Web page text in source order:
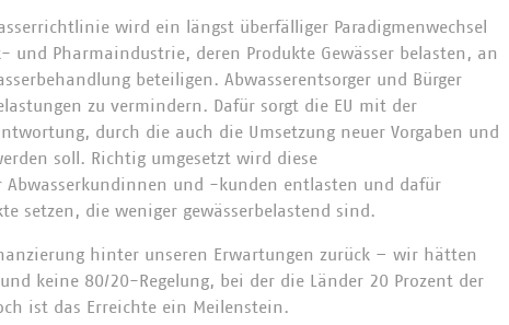
wird ein längst überfälliger Paradigmenwechsel
Pharmaindustrie, deren Produkte Gewässer belasten, an
beteiligen. Abwasserentsorger und Bürger
zu vermindern. Dafür sorgt die EU mit der
durch die auch die Umsetzung neuer Vorgaben und
soll. Richtig umgesetzt wird diese
Abwasserkundinnen und -kunden entlasten und dafür
setzen, die weniger gewässerbelastend sind.
hinter unseren Erwartungen zurück – wir hätten
keine 80/20-Regelung, bei der die Länder 20 Prozent der
ist das Erreichte ein Meilenstein.